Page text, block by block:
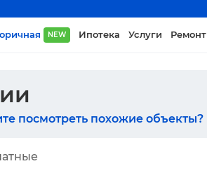
NEW Ипотека Услуги Ремонт
посмотреть похожие объекты?